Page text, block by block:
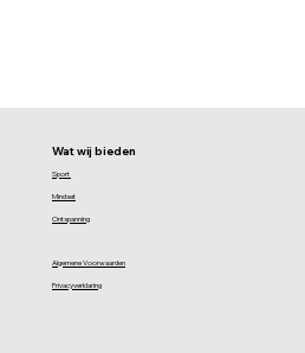
Wat wij bieden
Sport
Mindset
Ontspanning
Algemene Voorwaarden
Privacyverklaring